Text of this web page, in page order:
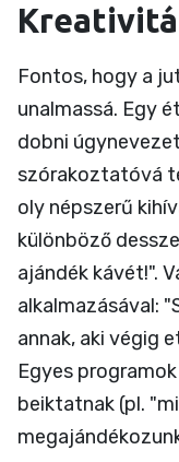
Fontos, hogy a
unalmassá. Egy
dobni
szórakoztatóvá
oly népszerű
különböző
ajándék kávét!".
alkalmazásával:
annak, aki végig
Egyes
beiktatnak (pl.